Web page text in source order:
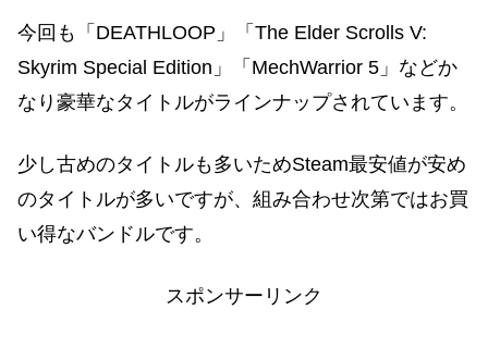
今回も「 DEATHLOOP 」「 The Elder Scrolls V:
Skyrim Special Edition 」「 MechWarrior 5 」などか
なり豪華なタイトルがラインナップされています。
少し古めのタイトルも多いためSteam最安値が安め
のタイトルが多いですが、組み合わせ次第ではお買
い得なバンドルです。
スポンサーリンク